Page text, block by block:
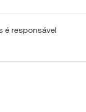
é responsável